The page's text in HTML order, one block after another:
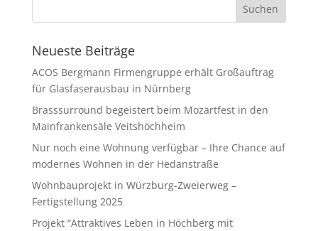
Neueste Beiträge
ACOS Bergmann Firmengruppe erhält Großauftrag
für Glasfaserausbau in Nürnberg
Brasssurround begeistert beim Mozartfest in den
Mainfrankensäle Veitshöchheim
Nur noch eine Wohnung verfügbar – Ihre Chance auf
modernes Wohnen in der Hedanstraße
Wohnbauprojekt in Würzburg-Zweierweg –
Fertigstellung 2025
Projekt “Attraktives Leben in Höchberg mit